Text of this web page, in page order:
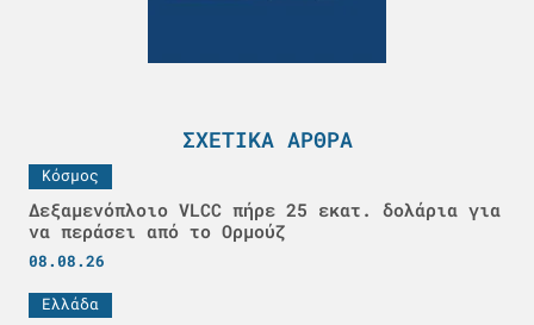
ΣΧΕΤΙΚΆ ΆΡΘΡΑ
Κόσμος
Δεξαμενόπλοιο VLCC πήρε 25 εκατ. δολάρια για
να περάσει από το Ορμούζ
08.08.26
Ελλάδα